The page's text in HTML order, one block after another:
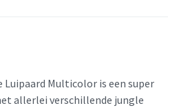
Multicolor is een super
allerlei verschillende jungle